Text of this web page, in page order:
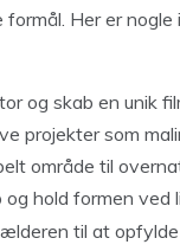
Her er
og skab en unik
projekter som
område til
hold formen ved
til at